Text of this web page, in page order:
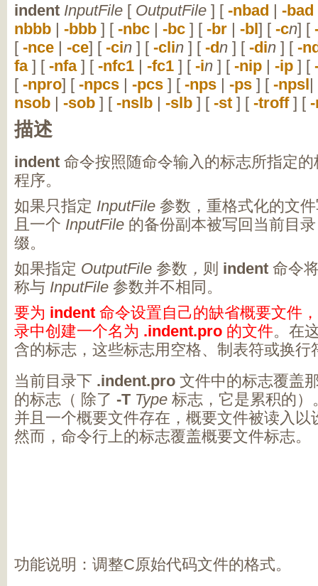
indent InputFile [ OutputFile ] [ -nbad | -bad
nbbb | -bbb ] [ -nbc | -bc ] [ -br | -bl] [ -cn] [
[ -nce | -ce] [ -cin ] [ -clin ] [ -dn ] [ -din ] [ -
fa ] [ -nfa ] [ -nfc1 | -fc1 ] [ -in ] [ -nip | -ip ] [
[ -npro] [ -npcs | -pcs ] [ -nps | -ps ] [ -npsl|
nsob | -sob ] [ -nslb | -slb ] [ -st ] [ -troff ] [
描述
indent 命令按照随命令输入的标志所指定
程序。
如果只指定 InputFile 参数，重格式化的文
且一个 InputFile 的备份副本被写回当前目
缀。
如果指定 OutputFile 参数 ， 则 indent 命令
称与 InputFile 参数并不相同。
要为 indent 命令设置自己的缺省概要文件
录中创建一个名为 .indent.pro 的文件。在
含的标志，这些标志用空格、制表符或换行
当前目录下 .indent.pro 文件中的标志覆盖
的标志（ 除了 -T Type 标志，它是累积的
并且一个概要文件存在，概要文件被读入以
然而，命令行上的标志覆盖概要文件标志。
功能说明：调整C原始代码文件的格式。